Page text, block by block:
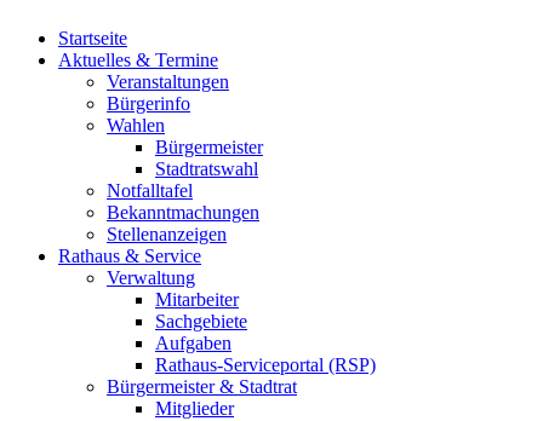
Startseite
Aktuelles & Termine
Veranstaltungen
Bürgerinfo
Wahlen
Bürgermeister
Stadtratswahl
Notfalltafel
Bekanntmachungen
Stellenanzeigen
Rathaus & Service
Verwaltung
Mitarbeiter
Sachgebiete
Aufgaben
Rathaus-Serviceportal (RSP)
Bürgermeister & Stadtrat
Mitglieder